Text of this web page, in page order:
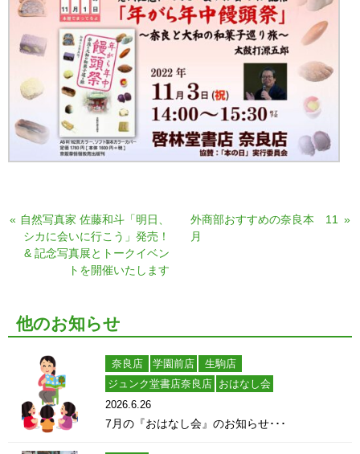
« 自然写真家 佐藤和斗「明日、
シカに会いに行こう」発売！
& 記念写真展とトークイベン
トを開催いたします
外商部おすすめの奈良本 11
月
»
他のお知らせ
奈良店 学園前店
生駒店
ジュンク堂書店奈良店 おはなし会
2026.6.26
7月の『おはなし会』のお知らせ･･･